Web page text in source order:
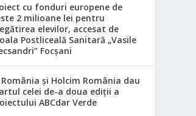
cu fonduri europene de
2 milioane lei pentru
elevilor, accesat de
Postliceală Sanitară „Vasile
Focşani
România și Holcim România dau
celei de-a doua ediții a
ABCdar Verde